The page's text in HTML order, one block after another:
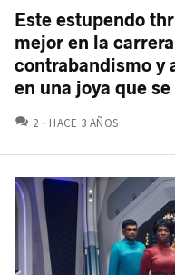
Este estupendo
mejor en la
contrabandismo y
en una joya que
2 COMENTARIOS
HACE 3 AÑOS